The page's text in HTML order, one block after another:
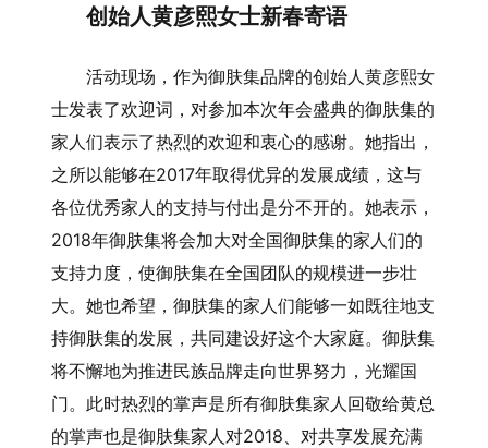
创始人黄彦熙女士新春寄语
活动现场，作为御肤集品牌的创始人黄彦熙女
士发表了欢迎词，对参加本次年会盛典的御肤集的
家人们表示了热烈的欢迎和衷心的感谢。她指出，
之所以能够在2017年取得优异的发展成绩，这与
各位优秀家人的支持与付出是分不开的。她表示，
2018年御肤集将会加大对全国御肤集的家人们的
支持力度，使御肤集在全国团队的规模进一步壮
大。她也希望，御肤集的家人们能够一如既往地支
持御肤集的发展，共同建设好这个大家庭。御肤集
将不懈地为推进民族品牌走向世界努力，光耀国
门。此时热烈的掌声是所有御肤集家人回敬给黄总
的掌声也是御肤集家人对2018、对共享发展充满